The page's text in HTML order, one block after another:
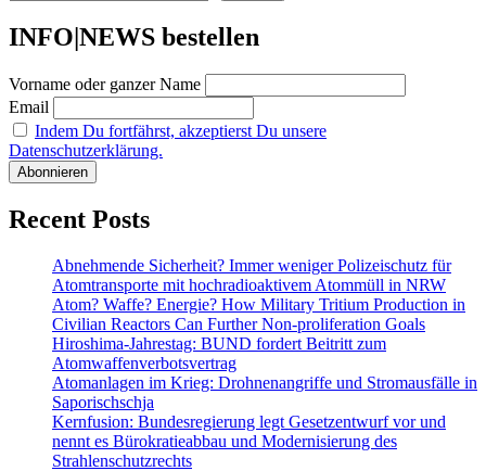
INFO|NEWS bestellen
Vorname oder ganzer Name
Email
Indem Du fortfährst, akzeptierst Du unsere
Datenschutzerklärung.
Recent Posts
Abnehmende Sicherheit? Immer weniger Polizeischutz für
Atomtransporte mit hochradioaktivem Atommüll in NRW
Atom? Waffe? Energie? How Military Tritium Production in
Civilian Reactors Can Further Non-proliferation Goals
Hiroshima-Jahrestag: BUND fordert Beitritt zum
Atomwaffenverbotsvertrag
Atomanlagen im Krieg: Drohnenangriffe und Stromausfälle in
Saporischschja
Kernfusion: Bundesregierung legt Gesetzentwurf vor und
nennt es Bürokratieabbau und Modernisierung des
Strahlenschutzrechts